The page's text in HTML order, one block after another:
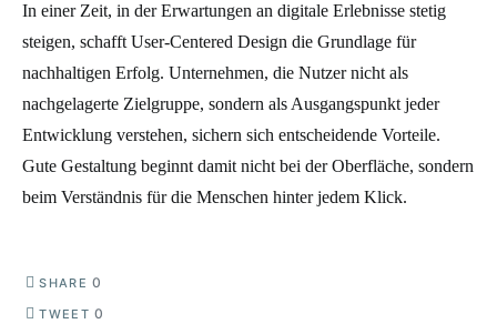
In einer Zeit, in der Erwartungen an digitale Erlebnisse stetig
steigen, schafft User-Centered Design die Grundlage für
nachhaltigen Erfolg. Unternehmen, die Nutzer nicht als
nachgelagerte Zielgruppe, sondern als Ausgangspunkt jeder
Entwicklung verstehen, sichern sich entscheidende Vorteile.
Gute Gestaltung beginnt damit nicht bei der Oberfläche, sondern
beim Verständnis für die Menschen hinter jedem Klick.
SHARE 0
TWEET 0